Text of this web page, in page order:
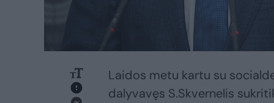
Laidos metu kartu su
dalyvavęs S.Skvernelis